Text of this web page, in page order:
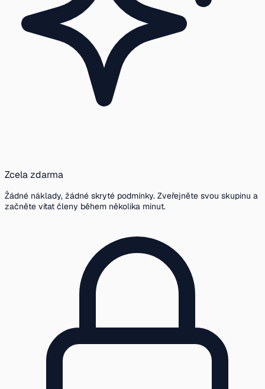
Zcela zdarma
Žádné náklady, žádné skryté podmínky. Zveřejněte svou skupinu a
začněte vítat členy během několika minut.